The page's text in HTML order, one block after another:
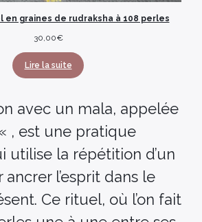
en graines de rudraksha à 108 perles
30,00€
Lire la suite
avec un mala, appelée
, est une pratique
utilise la répétition d’un
l’esprit dans le
Ce rituel, où l’on fait